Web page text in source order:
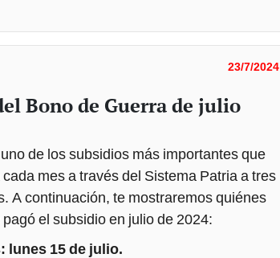
23/7/2024
Bono de Guerra de julio
de los subsidios más importantes que
mes a través del Sistema Patria a tres
A continuación, te mostraremos quiénes
el subsidio en julio de 2024:
lunes 15 de julio.